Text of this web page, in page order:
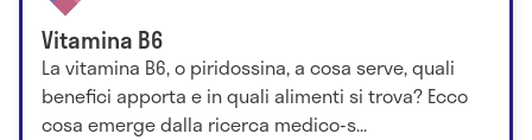
Vitamina B6
La vitamina B6, o piridossina, a cosa serve, quali
benefici apporta e in quali alimenti si trova? Ecco
cosa emerge dalla ricerca medico-s...